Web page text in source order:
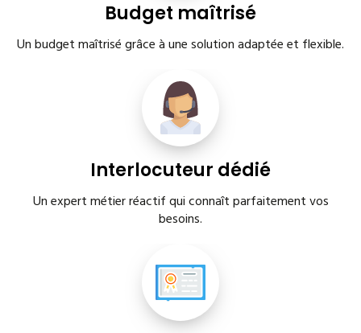
Budget maîtrisé
Un budget maîtrisé grâce à une solution adaptée et flexible.
Interlocuteur dédié
Un expert métier réactif qui connaît parfaitement vos
besoins.